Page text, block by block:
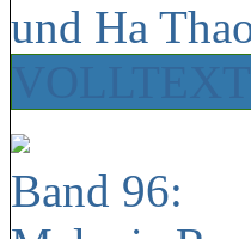
und Ha
Band 96: